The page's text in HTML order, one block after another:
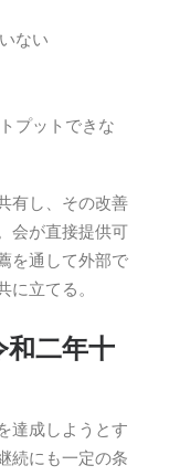
ない
プットできな
有し、その改善
会が直接提供可
を通して外部で
立てる。
和二年十
達成しようとす
続にも一定の条